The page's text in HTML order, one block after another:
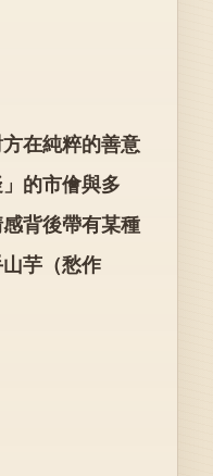
在純粹的善意
的市儈與多
背後帶有某種
芋（愁作